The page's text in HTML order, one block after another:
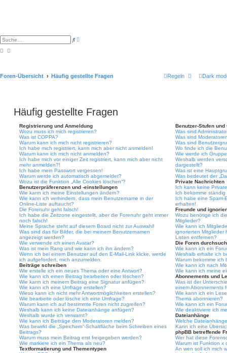
S
r
h
e
Dark
Regeln
Foren-Übersicht Häufig gestellte Fragen
Häufig gestellte Fragen
Registrierung und Anmeldung
Wozu muss ich mich registrieren?
Was ist COPPA?
Warum kann ich mich nicht registrieren?
Ich habe mich registriert, kann mich aber nicht anmelden!
Warum kann ich mich nicht anmelden?
Ich habe mich vor einiger Zeit registriert, kann mich aber nicht
mehr anmelden?!
Ich habe mein Passwort vergessen!
Warum werde ich automatisch abgemeldet?
Wozu ist die Funktion „Alle Cookies löschen“?
Benutzerpräferenzen und -einstellungen
Wie kann ich meine Einstellungen ändern?
Wie kann ich verhindern, dass mein Benutzername in der
Online-Liste auftaucht?
Die Forenuhr geht falsch!
Ich habe die Zeitzone eingestellt, aber die Forenuhr geht immer
noch falsch!
Meine Sprache steht auf diesem Board nicht zur Auswahl!
Was sind das für Bilder, die bei meinem Benutzernamen
angezeigt werden?
Wie verwende ich einen Avatar?
Was ist mein Rang und wie kann ich ihn ändern?
Wenn ich bei einem Benutzer auf den E-Mail-Link klicke, werde
ich aufgefordert, mich anzumelden.
Beiträge schreiben
Wie erstelle ich ein neues Thema oder eine Antwort?
Wie kann ich einen Beitrag bearbeiten oder löschen?
Wie kann ich meinem Beitrag eine Signatur anfügen?
Wie kann ich eine Umfrage erstellen?
Wieso kann ich nicht mehr Antwortmöglichkeiten erstellen?
Wie bearbeite oder lösche ich eine Umfrage?
Warum kann ich auf bestimmte Foren nicht zugreifen?
Weshalb kann ich keine Dateianhänge anfügen?
Weshalb wurde ich verwarnt?
Wie kann ich Beiträge den Moderatoren melden?
Was bewirkt die „Speichern“-Schaltfläche beim Schreiben eines
Beitrags?
Warum muss mein Beitrag erst freigegeben werden?
Wie markiere ich ein Thema als neu?
Textformatierung und Thementypen
Benutzer-Stufen und
Was sind
Was sind
Was sind
Wo finde ich die
Wie werde ich
Weshalb werden
dargestellt?
Was ist eine
Was bedeutet der
Private Nachrichten
Ich kann keine
Ich bekomme
Ich habe eine Spam-
erhalten!
Freunde und
Wozu benötige ich
Mitglieder?
Wie kann ich
ignorierten Mitglieder
Listen entfernen?
Die Foren
Wie kann ich ein
Weshalb erhalte ich
Warum bekomme ich
Wie kann ich nach
Wie kann ich meine
Abonnements und
Was ist der
einem Abonnements
Wie kann ich ein
Thema abonnieren?
Wie kann ich ein
Wie deaktiviere ich
Dateianhänge
Welche
Kann ich eine
phpBB betreffende
Wer hat diese
Warum ist Funktion x
An wen soll ich mich